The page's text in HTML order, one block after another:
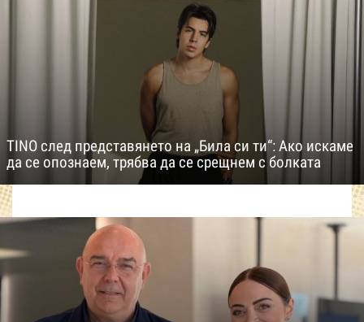
TINO след представянето на „Била си ти“: Ако искаме
да се опознаем, трябва да се срещнем с болката